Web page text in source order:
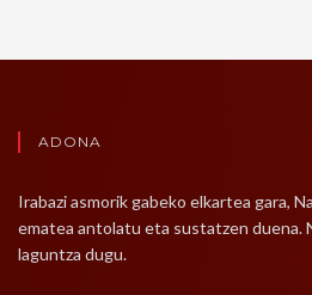
ADONA
Irabazi asmorik gabeko elkartea gara,
ematea antolatu eta sustatzen duena.
laguntza dugu.